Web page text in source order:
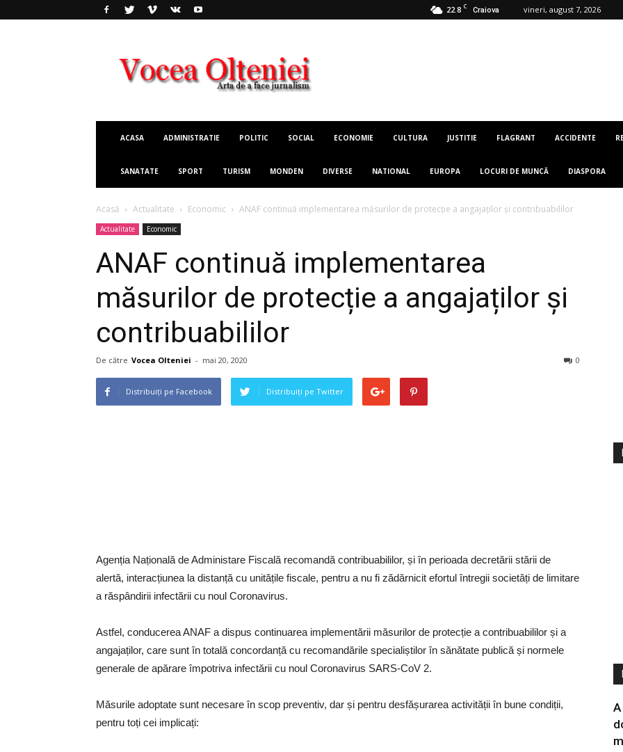
22.8 C Craiova vineri, august 7, 2026
Olteniei
ACASA ADMINISTRATIE POLITIC SOCIAL ECONOMIE CULTURA JUSTITIE FLAGRANT ACCIDENTE
SANATATE SPORT TURISM MONDEN DIVERSE NATIONAL EUROPA LOCURI DE MUNCĂ DIASPORA
Acasă Actualitate Economic ANAF continuă implementarea măsurilor de protecție a angajaților și contribuabililor
Actualitate Economic
ANAF continuă implementarea
măsurilor de protecție a angajaților și
contribuabililor
De către Vocea Olteniei - mai 20, 2020 0
Distribuiți pe Facebook Distribuiți pe Twitter
Agenția Națională de Administare Fiscală recomandă contribuabililor, și în perioada decretării stării de
alertă, interacțiunea la distanță cu unitățile fiscale, pentru a nu fi zădărnicit efortul întregii societăți de limitare
a răspândirii infectării cu noul Coronavirus.
Astfel, conducerea ANAF a dispus continuarea implementării măsurilor de protecție a contribuabililor și a
angajaților, care sunt în totală concordanță cu recomandările specialiștilor în sănătate publică și normele
generale de apărare împotriva infectării cu noul Coronavirus SARS-CoV 2.
Măsurile adoptate sunt necesare în scop preventiv, dar și pentru desfășurarea activității în bune condiții,
pentru toți cei implicați: